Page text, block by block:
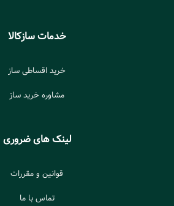
خدمات سازکالا
خرید اقساطی ساز
مشاوره خرید ساز
لینک های ضروری
قوانین و مقررات
تماس با ما